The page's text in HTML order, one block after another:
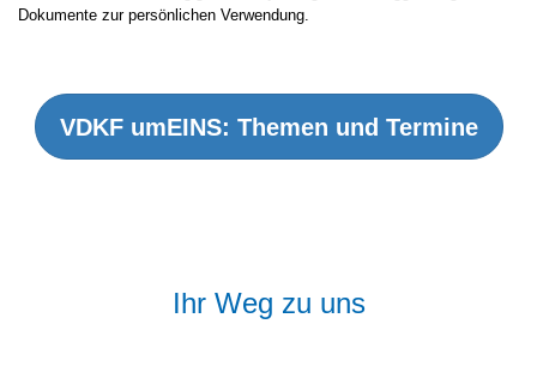
Dokumente zur persönlichen Verwendung.
VDKF umEINS: Themen und Termine
Ihr Weg zu uns